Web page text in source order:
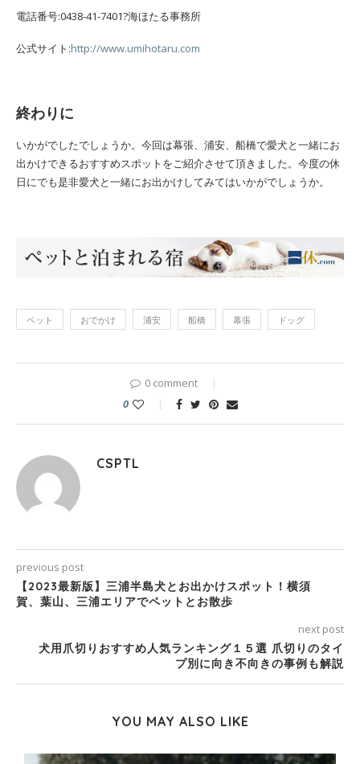
電話番号:0438-41-7401?海ほたる事務所
公式サイト:http://www.umihotaru.com
終わりに
いかがでしたでしょうか。今回は幕張、浦安、船橋で愛犬と一緒にお
出かけできるおすすめスポットをご紹介させて頂きました。今度の休
日にでも是非愛犬と一緒にお出かけしてみてはいかがでしょうか。
ペット おでかけ 浦安 船橋 幕張 ドッグ
0 comment
0
CSPTL
previous post
【2023最新版】三浦半島犬とお出かけスポット！横須
賀、葉山、三浦エリアでペットとお散歩
next post
犬用爪切りおすすめ人気ランキング１５選 爪切りのタイ
プ別に向き不向きの事例も解説
YOU MAY ALSO LIKE